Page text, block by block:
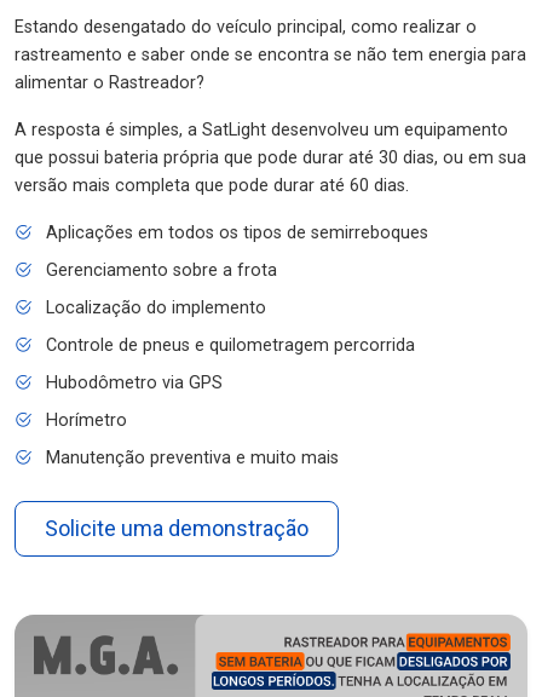
Estando desengatado do veículo principal, como realizar o
rastreamento e saber onde se encontra se não tem energia para
alimentar o Rastreador?
A resposta é simples, a SatLight desenvolveu um equipamento
que possui bateria própria que pode durar até 30 dias, ou em sua
versão mais completa que pode durar até 60 dias.
Aplicações em todos os tipos de semirreboques
Gerenciamento sobre a frota
Localização do implemento
Controle de pneus e quilometragem percorrida
Hubodômetro via GPS
Horímetro
Manutenção preventiva e muito mais
Solicite uma demonstração